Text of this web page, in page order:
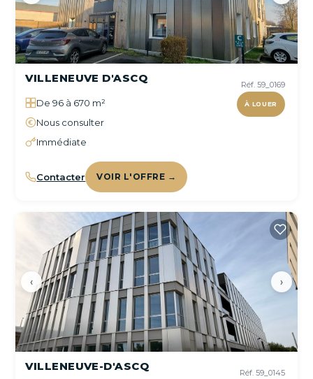
Réf. 59_0169
À LOUER
VILLENEUVE D'ASCQ
De 96 à 670 m²
Nous consulter
Immédiate
Contacter VOIR L'OFFRE →
‹ ›
Réf. 59_0145
VILLENEUVE-D'ASCQ